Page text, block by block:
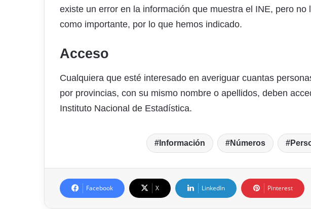
existe un error en la información que muestra el INE, pero no
como importante, por lo que hemos indicado.
Acceso
Cualquiera que esté interesado en averiguar cuantas
por provincias, con su mismo nombre o apellidos, deben
Instituto Nacional de Estadística.
Información Números
Facebook X LinkedIn Pinterest